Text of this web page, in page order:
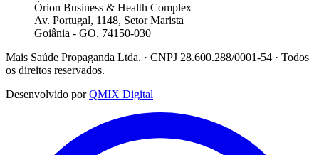
Órion Business & Health Complex
Av. Portugal, 1148, Setor Marista
Goiânia - GO, 74150-030
Mais Saúde Propaganda Ltda. · CNPJ 28.600.288/0001-54 · Todos
os direitos reservados.
Desenvolvido por QMIX Digital